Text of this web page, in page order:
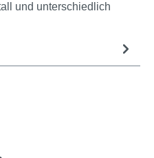
und unterschiedlich